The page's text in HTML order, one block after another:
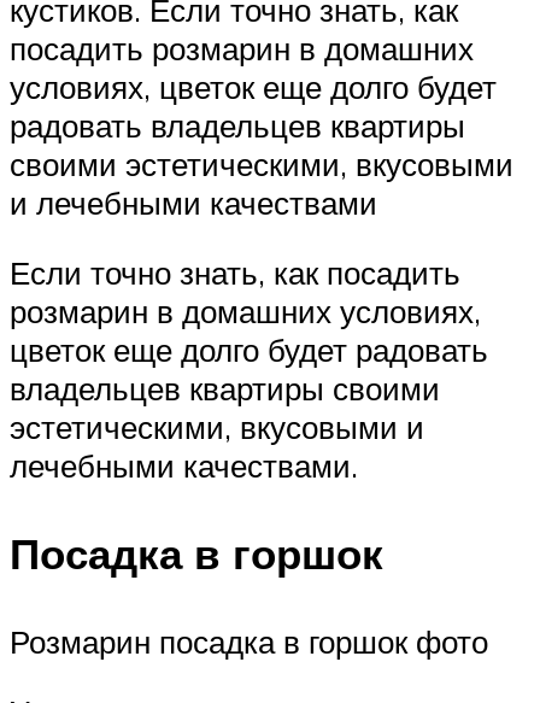
кустиков. Если точно знать, как
посадить розмарин в домашних
условиях, цветок еще долго будет
радовать владельцев квартиры
своими эстетическими, вкусовыми
и лечебными качествами
Если точно знать, как посадить
розмарин в домашних условиях,
цветок еще долго будет радовать
владельцев квартиры своими
эстетическими, вкусовыми и
лечебными качествами.
Посадка в горшок
Розмарин посадка в горшок фото